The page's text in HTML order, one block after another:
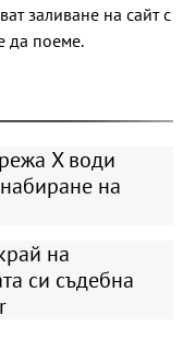
заливане на сайт с
да поеме.
X води
на
на
си съдебна